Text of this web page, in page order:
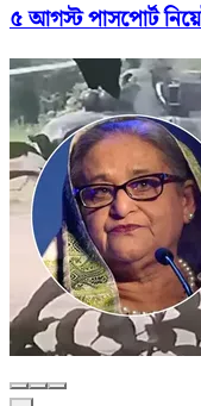
৫ আগস্ট পাসপোর্ট